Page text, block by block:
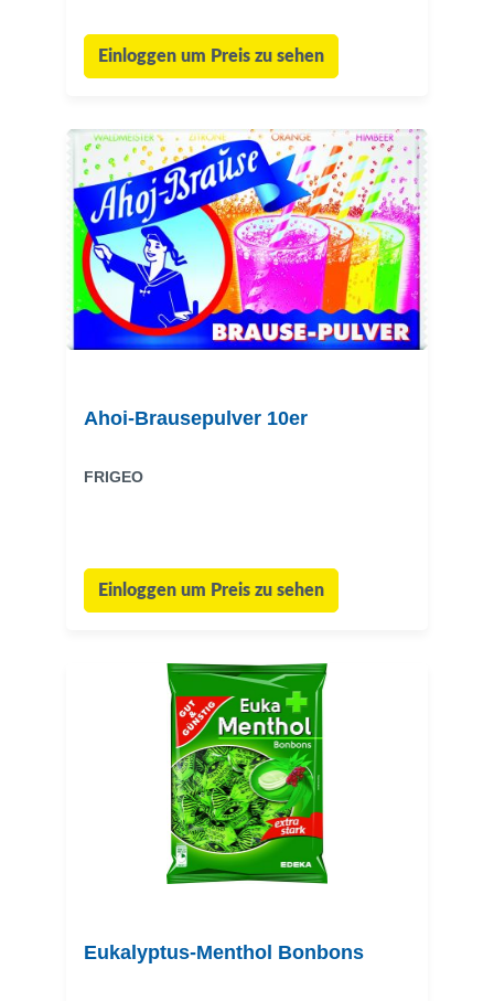
Einloggen um Preis zu sehen
Ahoi-Brausepulver 10er
FRIGEO
Einloggen um Preis zu sehen
Eukalyptus-Menthol Bonbons